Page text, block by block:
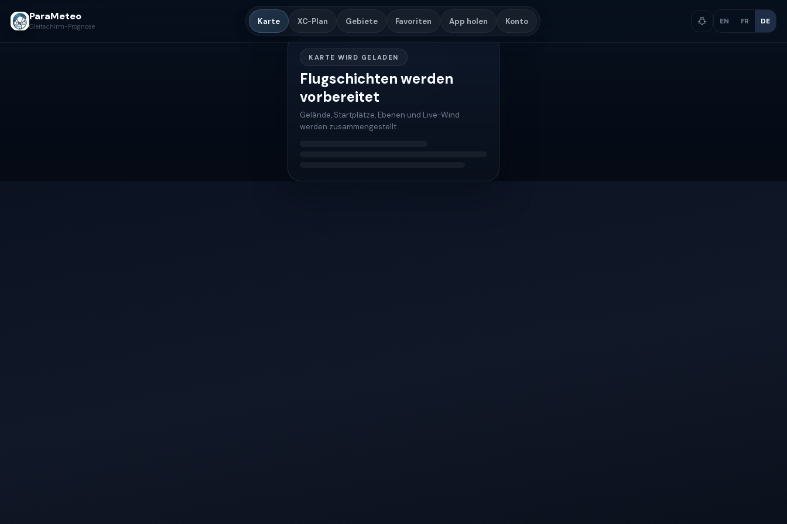
ParaMeteo
Gleitschirm-Prognose
Karte XC-Plan Gebiete Favoriten App holen Konto EN FR DE
KARTE WIRD GELADEN
Flugschichten werden
vorbereitet
Gelände, Startplätze, Ebenen und Live-Wind
werden zusammengestellt.